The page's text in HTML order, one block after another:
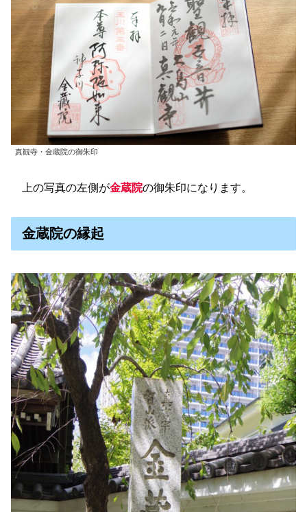
真観寺・金蔵院の御朱印
上の写真の左側が金蔵院の御朱印になります。
金蔵院の縁起